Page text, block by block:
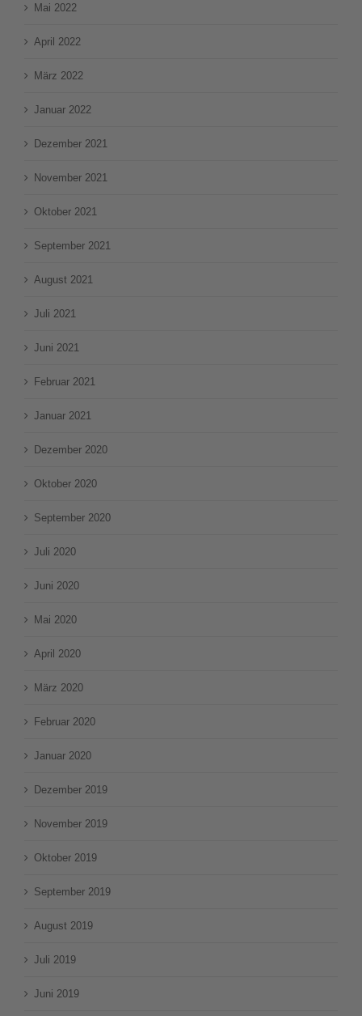
Mai 2022
April 2022
März 2022
Januar 2022
Dezember 2021
November 2021
Oktober 2021
September 2021
August 2021
Juli 2021
Juni 2021
Februar 2021
Januar 2021
Dezember 2020
Oktober 2020
September 2020
Juli 2020
Juni 2020
Mai 2020
April 2020
März 2020
Februar 2020
Januar 2020
Dezember 2019
November 2019
Oktober 2019
September 2019
August 2019
Juli 2019
Juni 2019